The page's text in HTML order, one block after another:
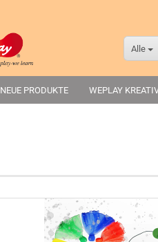
Alle
NEUE PRODUKTE WEPLAY